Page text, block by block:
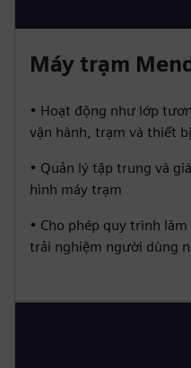
Máy trạm
• Hoạt động như lớp
vận hành, trạm và thiết
• Quản lý tập trung và
hình máy trạm
• Cho phép quy trình
trải nghiệm người dùng